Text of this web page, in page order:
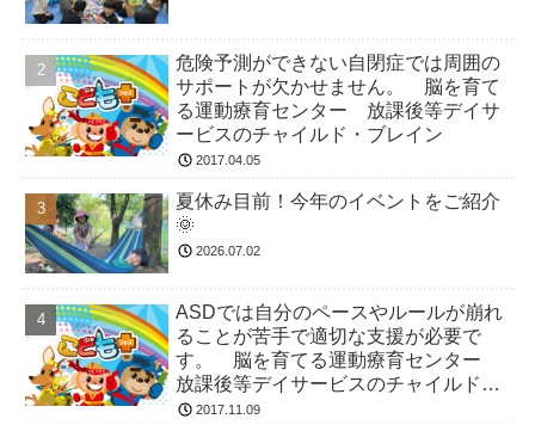
危険予測ができない自閉症では周囲の
サポートが欠かせません。 脳を育て
る運動療育センター 放課後等デイサ
ービスのチャイルド・ブレイン
2017.04.05
夏休み目前！今年のイベントをご紹介
🌞
2026.07.02
ASDでは自分のペースやルールが崩れ
ることが苦手で適切な支援が必要で
す。 脳を育てる運動療育センター
放課後等デイサービスのチャイルド・
ブレイン
2017.11.09